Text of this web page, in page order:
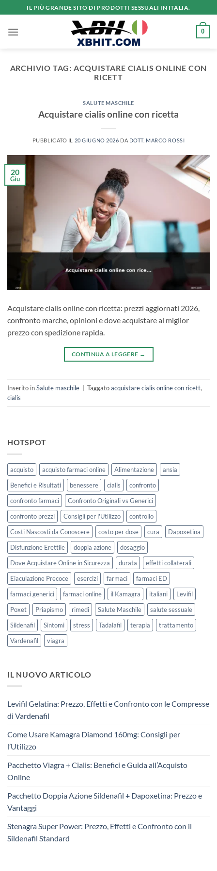
ai
contenuti
IL PIÙ GRANDE SITO DI PRODOTTI SESSUALI IN ITALIA.
0
ARCHIVIO TAG: ACQUISTARE CIALIS ONLINE CON
RICETT
SALUTE MASCHILE
Acquistare cialis online con ricetta
PUBBLICATO IL 20 GIUGNO 2026 DA DOTT. MARCO ROSSI
20
Giu
Acquistare cialis online con ricetta: prezzi aggiornati 2026,
confronto marche, opinioni e dove acquistare al miglior
prezzo con spedizione rapida.
CONTINUA A LEGGERE →
Inserito inSalute maschile Taggatoacquistare cialis online con ricett,
cialis
HOTSPOT
acquisto acquisto farmaci online Alimentazione
ansia
Benefici e Risultati
benessere cialis
confronto
confronto farmaci
Confronto Originali vs Generici
confronto prezzi
Consigli per l'Utilizzo
controllo
Costi Nascosti da Conoscere
costo per dose cura
Dapoxetina
Disfunzione Erettile
doppia azione
dosaggio
Dove Acquistare Online in Sicurezza
durata
effetti collaterali
Eiaculazione Precoce
esercizi farmaci
farmaci ED
farmaci generici
farmaci online il Kamagra italiani
Levifil
Poxet
Priapismo rimedi Salute Maschile
salute sessuale
Sildenafil
Sintomi stress Tadalafil terapia
trattamento
Vardenafil
viagra
IL NUOVO ARTICOLO
Levifil Gelatina: Prezzo, Effetti e Confronto con le Compresse
di Vardenafil
Come Usare Kamagra Diamond 160mg: Consigli per
l’Utilizzo
Pacchetto Viagra + Cialis: Benefici e Guida all’Acquisto
Online
Pacchetto Doppia Azione Sildenafil + Dapoxetina: Prezzo e
Vantaggi
Stenagra Super Power: Prezzo, Effetti e Confronto con il
Sildenafil Standard